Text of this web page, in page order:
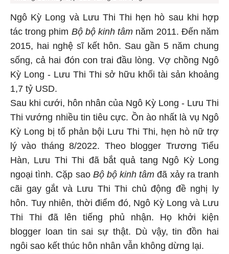
Ngô Kỳ Long và Lưu Thi Thi hẹn hò sau khi hợp
tác trong phim Bộ bộ kinh tâm năm 2011. Đến năm
2015, hai nghệ sĩ kết hôn. Sau gần 5 năm chung
sống, cả hai đón con trai đầu lòng. Vợ chồng Ngô
Kỳ Long - Lưu Thi Thi sở hữu khối tài sản khoảng
1,7 tỷ USD.
Sau khi cưới, hôn nhân của Ngô Kỳ Long - Lưu Thi
Thi vướng nhiều tin tiêu cực. Ồn ào nhất là vụ Ngô
Kỳ Long bị tố phản bội Lưu Thi Thi, hẹn hò nữ trợ
lý vào tháng 8/2022. Theo blogger Trương Tiểu
Hàn, Lưu Thi Thi đã bắt quả tang Ngô Kỳ Long
ngoại tình. Cặp sao Bộ bộ kinh tâm đã xảy ra tranh
cãi gay gắt và Lưu Thi Thi chủ động đề nghị ly
hôn. Tuy nhiên, thời điểm đó, Ngô Kỳ Long và Lưu
Thi Thi đã lên tiếng phủ nhận. Họ khởi kiện
blogger loan tin sai sự thật. Dù vậy, tin đồn hai
ngôi sao kết thúc hôn nhân vẫn không dừng lại.